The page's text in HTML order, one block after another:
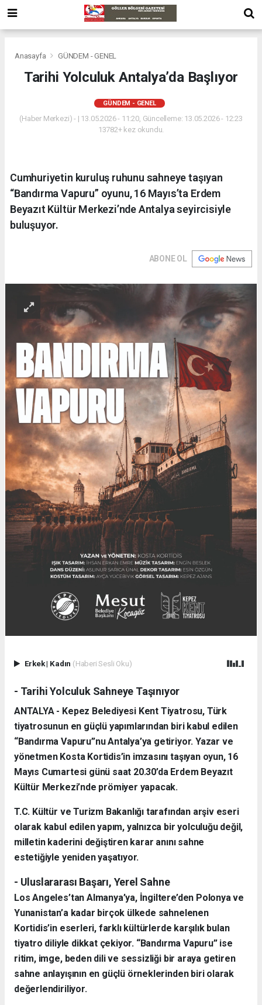
Anasayfa GÜNDEM - GENEL
Tarihi Yolculuk Antalya’da Başlıyor
GÜNDEM - GENEL
(Haber Merkezi) - | 13.05.2026 - 11:20, Güncelleme: 13.05.2026 - 12:23
13782+ kez okundu.
Cumhuriyetin kuruluş ruhunu sahneye taşıyan
“Bandırma Vapuru” oyunu, 16 Mayıs’ta Erdem
Beyazıt Kültür Merkezi’nde Antalya seyircisiyle
buluşuyor.
ABONE OL
Erkek| Kadın (Haberi Sesli Oku)
- Tarihi Yolculuk Sahneye Taşınıyor
ANTALYA - Kepez Belediyesi Kent Tiyatrosu, Türk
tiyatrosunun en güçlü yapımlarından biri kabul edilen
“Bandırma Vapuru”nu Antalya’ya getiriyor. Yazar ve
yönetmen Kosta Kortidis’in imzasını taşıyan oyun, 16
Mayıs Cumartesi günü saat 20.30’da Erdem Beyazıt
Kültür Merkezi’nde prömiyer yapacak.
T.C. Kültür ve Turizm Bakanlığı tarafından arşiv eseri
olarak kabul edilen yapım, yalnızca bir yolculuğu değil,
milletin kaderini değiştiren karar anını sahne
estetiğiyle yeniden yaşatıyor.
- Uluslararası Başarı, Yerel Sahne
Los Angeles’tan Almanya’ya, İngiltere’den Polonya ve
Yunanistan’a kadar birçok ülkede sahnelenen
Kortidis’in eserleri, farklı kültürlerde karşılık bulan
tiyatro diliyle dikkat çekiyor. “Bandırma Vapuru” ise
ritim, imge, beden dili ve sessizliği bir araya getiren
sahne anlayışının en güçlü örneklerinden biri olarak
değerlendiriliyor.